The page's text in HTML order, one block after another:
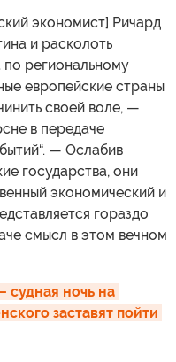
экономист] Ричард
и расколоть
региональному
европейские страны
своей воле, —
в передаче
— Ослабив
государства, они
экономический и
гораздо
смысл в этом вечном
судная ночь на
заставят пойти